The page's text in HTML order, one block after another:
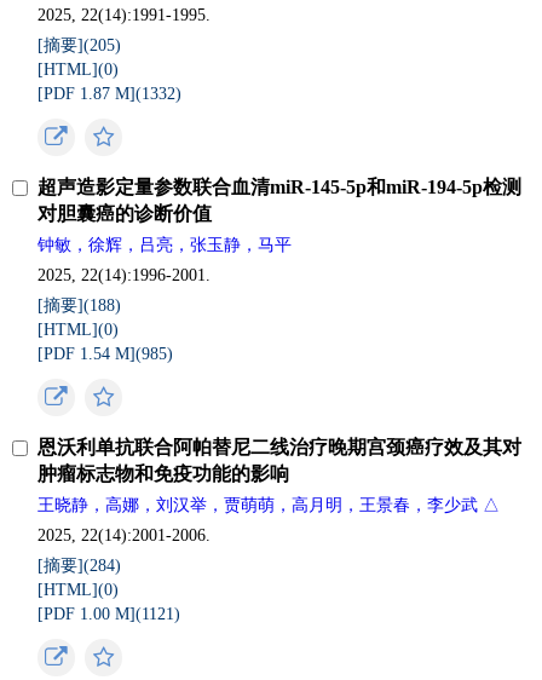
2025, 22(14):1991-1995.
[摘要](205)
[HTML](0)
[PDF 1.87 M](1332)
超声造影定量参数联合血清miR-145-5p和miR-194-5p检测
对胆囊癌的诊断价值
钟敏，徐辉，吕亮，张玉静，马平
2025, 22(14):1996-2001.
[摘要](188)
[HTML](0)
[PDF 1.54 M](985)
恩沃利单抗联合阿帕替尼二线治疗晚期宫颈癌疗效及其对
肿瘤标志物和免疫功能的影响
王晓静，高娜，刘汉举，贾萌萌，高月明，王景春，李少武 △
2025, 22(14):2001-2006.
[摘要](284)
[HTML](0)
[PDF 1.00 M](1121)